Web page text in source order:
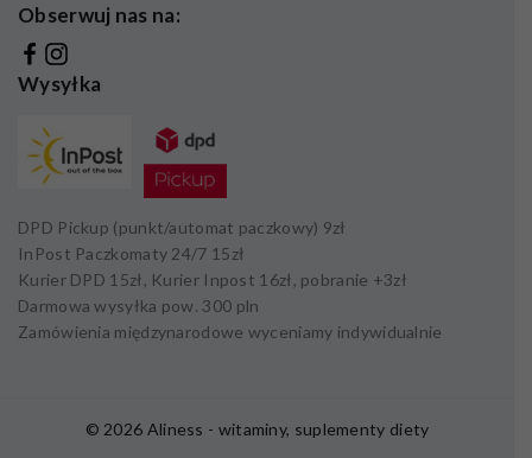
Obserwuj nas na:
Wysyłka
DPD Pickup (punkt/automat paczkowy) 9zł
InPost Paczkomaty 24/7 15zł
Kurier DPD 15zł, Kurier Inpost 16zł, pobranie +3zł
Darmowa wysyłka pow.300 pln
Zamówienia międzynarodowe wyceniamy indywidualnie
© 2026 Aliness - witaminy, suplementy diety